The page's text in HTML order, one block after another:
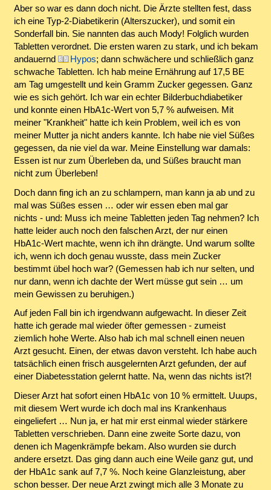
Aber so war es dann doch nicht. Die Ärzte stellten fest, dass
ich eine Typ-2-Diabetikerin (Alterszucker), und somit ein
Sonderfall bin. Sie nannten das auch Mody! Folglich wurden
Tabletten verordnet. Die ersten waren zu stark, und ich bekam
andauernd
Hypos; dann schwächere und schließlich ganz
schwache Tabletten. Ich hab meine Ernährung auf 17,5 BE
am Tag umgestellt und kein Gramm Zucker gegessen. Ganz
wie es sich gehört. Ich war ein echter Bilderbuchdiabetiker
und konnte einen HbA1c-Wert von 5,7 % aufweisen. Mit
meiner "Krankheit" hatte ich kein Problem, weil ich es von
meiner Mutter ja nicht anders kannte. Ich habe nie viel Süßes
gegessen, da nie viel da war. Meine Einstellung war damals:
Essen ist nur zum Überleben da, und Süßes braucht man
nicht zum Überleben!
Doch dann fing ich an zu schlampern, man kann ja ab und zu
mal was Süßes essen … oder wir essen eben mal gar
nichts - und: Muss ich meine Tabletten jeden Tag nehmen? Ich
hatte leider auch noch den falschen Arzt, der nur einen
HbA1c-Wert machte, wenn ich ihn drängte. Und warum sollte
ich, wenn ich doch genau wusste, dass mein Zucker
bestimmt übel hoch war? (Gemessen hab ich nur selten, und
nur dann, wenn ich dachte der Wert müsse gut sein … um
mein Gewissen zu beruhigen.)
Auf jeden Fall bin ich irgendwann aufgewacht. In dieser Zeit
hatte ich gerade mal wieder öfter gemessen - zumeist
ziemlich hohe Werte. Also hab ich mal schnell einen neuen
Arzt gesucht. Einen, der etwas davon versteht. Ich habe auch
tatsächlich einen frisch ausgelernten Arzt gefunden, der auf
einer Diabetesstation gelernt hatte. Na, wenn das nichts ist?!
Dieser Arzt hat sofort einen HbA1c von 10 % ermittelt. Uuups,
mit diesem Wert wurde ich doch mal ins Krankenhaus
eingeliefert … Nun ja, er hat mir erst einmal wieder stärkere
Tabletten verschrieben. Dann eine zweite Sorte dazu, von
denen ich Magenkrämpfe bekam. Also wurden sie durch
andere ersetzt. Das ging dann auch eine Weile ganz gut, und
der HbA1c sank auf 7,7 %. Noch keine Glanzleistung, aber
schon besser. Der neue Arzt zwingt mich alle 3 Monate zu